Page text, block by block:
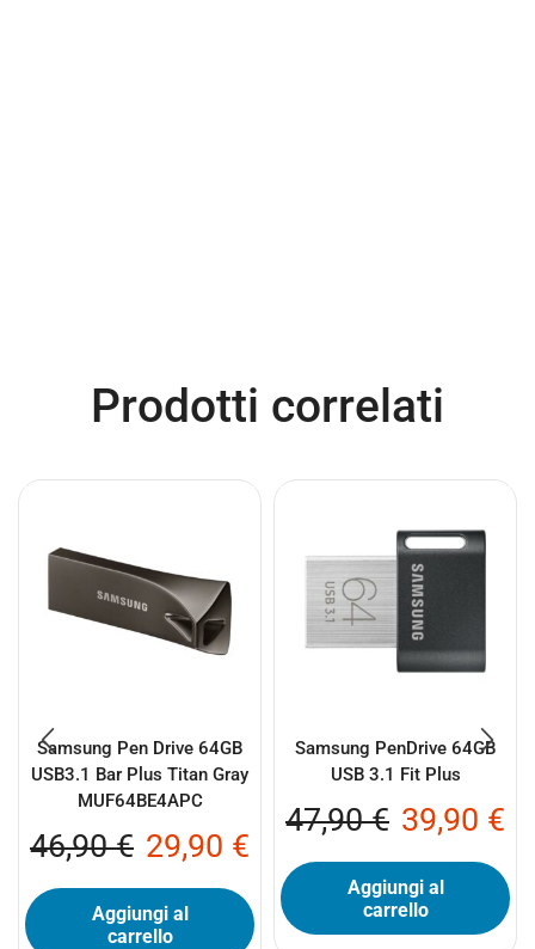
Prodotti correlati
Samsung Pen Drive 64GB
USB3.1 Bar Plus Titan Gray
MUF64BE4APC
46,90€ 29,90 €
Aggiungi al
carrello
Samsung PenDrive 64GB
USB 3.1 Fit Plus
47,90€ 39,90 €
Aggiungi al
carrello